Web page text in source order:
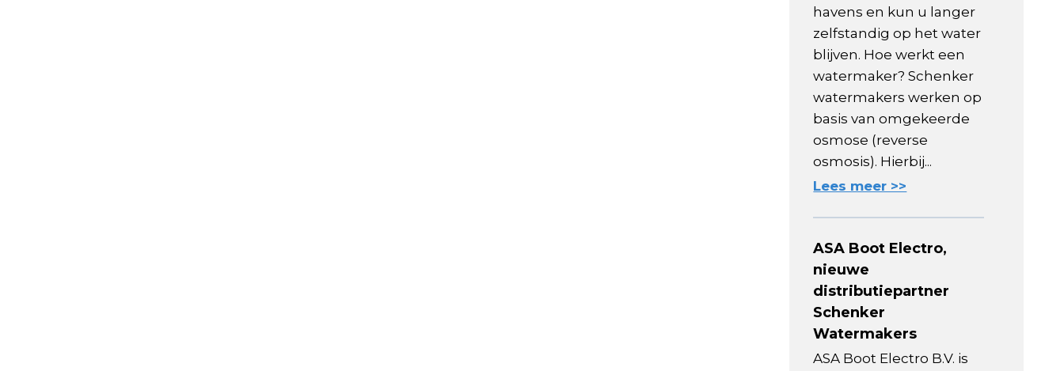
havens en kun u langer
zelfstandig op het water
blijven. Hoe werkt een
watermaker? Schenker
watermakers werken op
basis van omgekeerde
osmose (reverse
osmosis). Hierbij...
Lees meer >>
ASA Boot Electro,
nieuwe
distributiepartner
Schenker
Watermakers
ASA Boot Electro B.V. is